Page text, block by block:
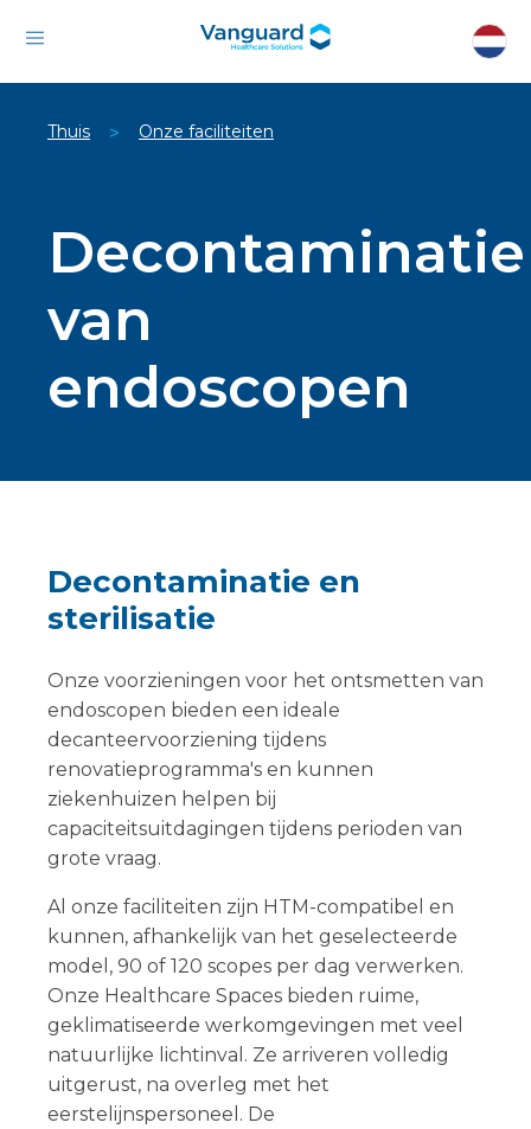
Thuis > Onze faciliteiten
Decontaminatie
van
endoscopen
Decontaminatie en
sterilisatie
Onze voorzieningen voor het ontsmetten van
endoscopen bieden een ideale
decanteervoorziening tijdens
renovatieprogramma's en kunnen
ziekenhuizen helpen bij
capaciteitsuitdagingen tijdens perioden van
grote vraag.
Al onze faciliteiten zijn HTM-compatibel en
kunnen, afhankelijk van het geselecteerde
model, 90 of 120 scopes per dag verwerken.
Onze Healthcare Spaces bieden ruime,
geklimatiseerde werkomgevingen met veel
natuurlijke lichtinval. Ze arriveren volledig
uitgerust, na overleg met het
eerstelijnspersoneel. De